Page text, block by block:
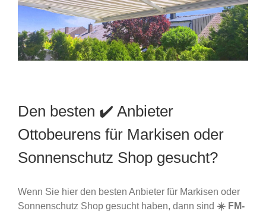
Den besten ✔️ Anbieter
Ottobeurens für Markisen oder
Sonnenschutz Shop gesucht?
Wenn Sie hier den besten Anbieter für Markisen oder
Sonnenschutz Shop gesucht haben, dann sind ☀️ FM-